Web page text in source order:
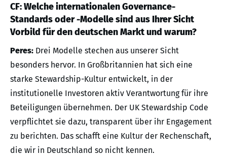
CF: Welche internationalen Governance-
Standards oder -Modelle sind aus Ihrer Sicht
Vorbild für den deutschen Markt und warum?
Peres: Drei Modelle stechen aus unserer Sicht
besonders hervor. In Großbritannien hat sich eine
starke Stewardship-Kultur entwickelt, in der
institutionelle Investoren aktiv Verantwortung für ihre
Beteiligungen übernehmen. Der UK Stewardship Code
verpflichtet sie dazu, transparent über ihr Engagement
zu berichten. Das schafft eine Kultur der Rechenschaft,
die wir in Deutschland so nicht kennen.